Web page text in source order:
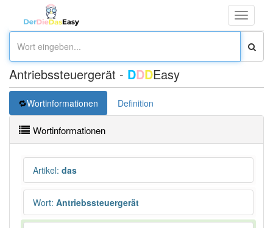
Toggle
Antriebssteuergerät - DDDEasy
Wortinformationen Definition
Wortinformationen
Artikel: das
Wort: Antriebssteuergerät